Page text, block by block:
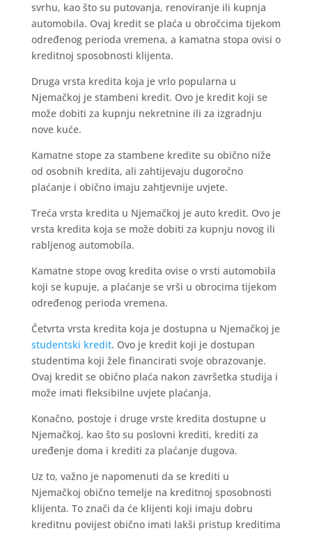
svrhu, kao što su putovanja, renoviranje ili kupnja
automobila. Ovaj kredit se plaća u obročcima tijekom
određenog perioda vremena, a kamatna stopa ovisi o
kreditnoj sposobnosti klijenta.
Druga vrsta kredita koja je vrlo popularna u
Njemačkoj je stambeni kredit. Ovo je kredit koji se
može dobiti za kupnju nekretnine ili za izgradnju
nove kuće.
Kamatne stope za stambene kredite su obično niže
od osobnih kredita, ali zahtijevaju dugoročno
plaćanje i obično imaju zahtjevnije uvjete.
Treća vrsta kredita u Njemačkoj je auto kredit. Ovo je
vrsta kredita koja se može dobiti za kupnju novog ili
rabljenog automobila.
Kamatne stope ovog kredita ovise o vrsti automobila
koji se kupuje, a plaćanje se vrši u obrocima tijekom
određenog perioda vremena.
Četvrta vrsta kredita koja je dostupna u Njemačkoj je
studentski kredit. Ovo je kredit koji je dostupan
studentima koji žele financirati svoje obrazovanje.
Ovaj kredit se obično plaća nakon završetka studija i
može imati fleksibilne uvjete plaćanja.
Konačno, postoje i druge vrste kredita dostupne u
Njemačkoj, kao što su poslovni krediti, krediti za
uređenje doma i krediti za plaćanje dugova.
Uz to, važno je napomenuti da se krediti u
Njemačkoj obično temelje na kreditnoj sposobnosti
klijenta. To znači da će klijenti koji imaju dobru
kreditnu povijest obično imati lakši pristup kreditima